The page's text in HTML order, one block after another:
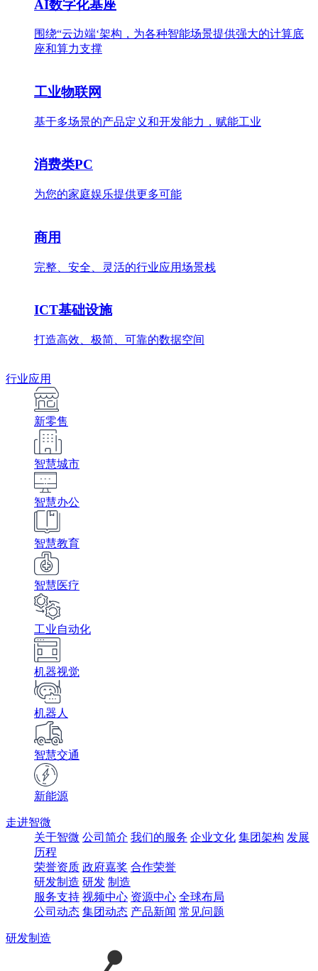
AI数字化基座
围绕“云边端‘架构，为各种智能场景提供强大的计算底
座和算力支撑
工业物联网
基于多场景的产品定义和开发能力，赋能工业
消费类PC
为您的家庭娱乐提供更多可能
商用
完整、安全、灵活的行业应用场景栈
ICT基础设施
打造高效、极简、可靠的数据空间
行业应用
新零售
智慧城市
智慧办公
智慧教育
智慧医疗
工业自动化
机器视觉
机器人
智慧交通
新能源
走进智微
关于智微 公司简介 我们的服务 企业文化 集团架构 发展
历程
荣誉资质 政府嘉奖 合作荣誉
研发制造 研发 制造
服务支持 视频中心 资源中心 全球布局
公司动态 集团动态 产品新闻 常见问题
研发制造